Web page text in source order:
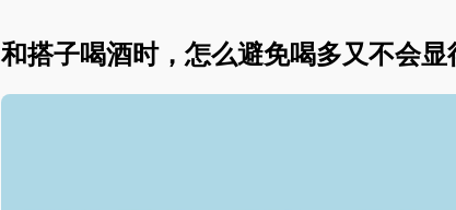
和搭子喝酒时，怎么避免喝多又不会显